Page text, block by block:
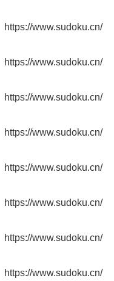
https://www.sudoku.cn/
https://www.sudoku.cn/
https://www.sudoku.cn/
https://www.sudoku.cn/
https://www.sudoku.cn/
https://www.sudoku.cn/
https://www.sudoku.cn/
https://www.sudoku.cn/